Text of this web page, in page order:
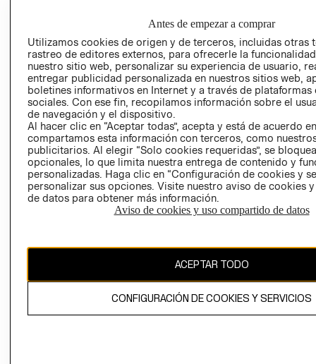
AVISO DE
COOKIES
LIBRO DE
Ecuador ($)
CAMBIAR REGIÓN
El contenido de esta página web está protegido por copyright y es
propiedad de H&M Hennes & Mauritz AB.
Antes de empezar a comprar
Utilizamos cookies de origen y de terceros, incluidas otras
rastreo de editores externos, para ofrecerle la
nuestro sitio web, personalizar su experiencia de usuario,
entregar publicidad personalizada en nuestros sitios web,
boletines informativos en Internet y a través de plataformas
sociales. Con ese fin, recopilamos información sobre el
de navegación y el dispositivo.
Al hacer clic en “Aceptar todas”, acepta y está de acuerdo
compartamos esta información con terceros, como
publicitarios. Al elegir “Solo cookies requeridas”, se
opcionales, lo que limita nuestra entrega de contenido y
personalizadas. Haga clic en “Configuración de cookies y
personalizar sus opciones. Visite nuestro aviso de cookies
de datos para obtener más información.
Aviso de cookies y uso compartido de datos
ACEPTAR TODO
CONFIGURACIÓN DE COOKIES Y SERVICIOS